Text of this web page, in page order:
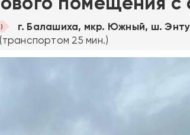
г. Балашиха, мкр. Южный, ш.
25 мин.)